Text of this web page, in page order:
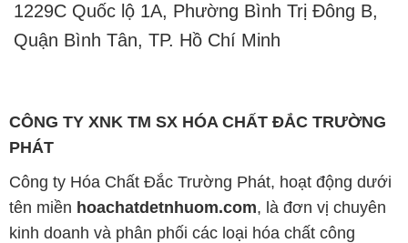
1229C Quốc lộ 1A, Phường Bình Trị Đông B,
Quận Bình Tân, TP. Hồ Chí Minh
CÔNG TY XNK TM SX HÓA CHẤT ĐẮC TRƯỜNG
PHÁT
Công ty Hóa Chất Đắc Trường Phát, hoạt động dưới
tên miền hoachatdetnhuom.com, là đơn vị chuyên
kinh doanh và phân phối các loại hóa chất công